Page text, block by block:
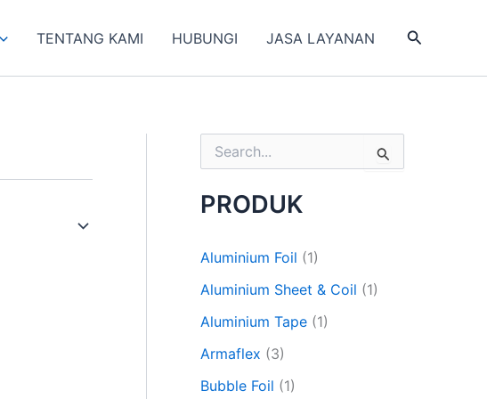
TENTANG KAMI HUBUNGI JASA LAYANAN Search
e
f
r
PRODUK
Aluminium Foil (1)
Aluminium Sheet & Coil (1)
Aluminium Tape (1)
Armaflex (3)
Bubble Foil (1)